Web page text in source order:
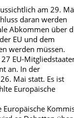
am 29.
daran werden
Abkommen über
EU und dem
werden müssen.
EU-
an. In der
Mai statt. Es ist
Europäische